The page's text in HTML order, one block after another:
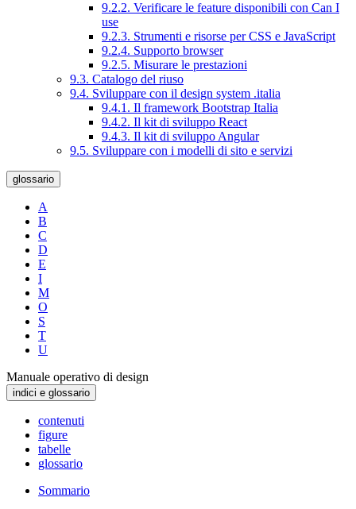
9.2.2. Verificare le feature disponibili con Can I
use
9.2.3. Strumenti e risorse per CSS e JavaScript
9.2.4. Supporto browser
9.2.5. Misurare le prestazioni
9.3. Catalogo del riuso
9.4. Sviluppare con il design system .italia
9.4.1. Il framework Bootstrap Italia
9.4.2. Il kit di sviluppo React
9.4.3. Il kit di sviluppo Angular
9.5. Sviluppare con i modelli di sito e servizi
glossario
A
B
C
D
E
I
M
O
S
T
U
Manuale operativo di design
indici e glossario
contenuti
figure
tabelle
glossario
Sommario